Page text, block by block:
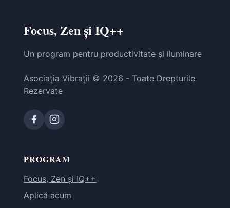
Focus, Zen și IQ++
Un program pentru productivitate și iluminare
Asociația Vibrații © 2026 - Toate Drepturile
Rezervate
PROGRAM
Focus, Zen și IQ++
Aplică acum